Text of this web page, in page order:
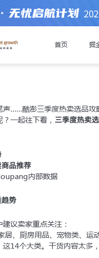
首页 掘
您准备好以下
国大陆有限公司企业营
定代表人身份证件
定代表人手机号码及
三方支付服务商收款
类提前看，
声……酷澎三季度热卖选品
一起往下看， 三季度热卖
品推荐
内部数据
势
议卖家重点关注：
居、厨房用品、宠物类、
14个大类。干货内容太多